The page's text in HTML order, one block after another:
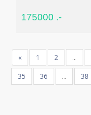
175000 .-
« 1 2 ...
35
36 ... 38